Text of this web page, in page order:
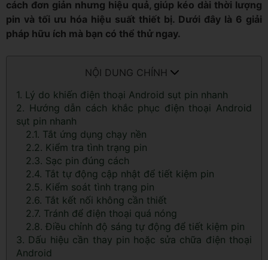
cách đơn giản nhưng hiệu quả, giúp kéo dài thời lượng
pin và tối ưu hóa hiệu suất thiết bị. Dưới đây là 6 giải
pháp hữu ích mà bạn có thể thử ngay.
NỘI DUNG CHÍNH
1. Lý do khiến điện thoại Android sụt pin nhanh
2. Hướng dẫn cách khắc phục điện thoại Android
sụt pin nhanh
2.1. Tắt ứng dụng chạy nền
2.2. Kiểm tra tình trạng pin
2.3. Sạc pin đúng cách
2.4. Tắt tự động cập nhật để tiết kiệm pin
2.5. Kiểm soát tình trạng pin
2.6. Tắt kết nối không cần thiết
2.7. Tránh để điện thoại quá nóng
2.8. Điều chỉnh độ sáng tự động để tiết kiệm pin
3. Dấu hiệu cần thay pin hoặc sửa chữa điện thoại
Android